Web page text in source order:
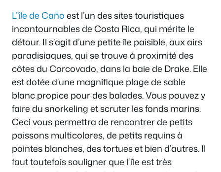
L’île de Cañoest l’un des sites touristiques
incontournables de Costa Rica, qui mérite le
détour. Il s’agit d’une petite île paisible, aux airs
paradisiaques, qui se trouve à proximité des
côtes du Corcovado, dans la baie de Drake. Elle
est dotée d’une magnifique plage de sable
blanc propice pour des balades. Vous pouvez y
faire du snorkeling et scruter les fonds marins.
Ceci vous permettra de rencontrer de petits
poissons multicolores, de petits requins à
pointes blanches, des tortues et bien d’autres. Il
faut toutefois souligner que l’île est très